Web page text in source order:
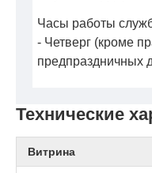
Технические
Витрина
Часы работы
- Четверг (кроме
предпраздничных